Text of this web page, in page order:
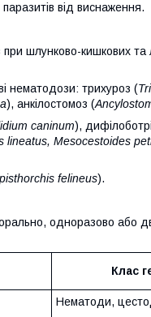
паразитів від виснаження.
при шлунково-кишкових
нематодози: трихуроз (
), анкілостомоз (
caninum),
lineatus, Mesocestoides
felineus).
одноразово або
Клас
Нематоди,